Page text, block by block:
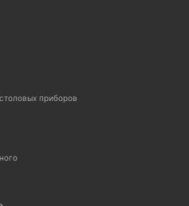
приборов